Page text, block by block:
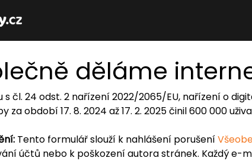
děláme
s čl. 24 odst. 2 nařízení 2022/2065/EU, nařízení o
za období 17. 8. 2024 až 17. 2. 2025 činil 600 000
Tento formulář slouží k nahlášení porušení
účtů nebo k poškození autora stránek. Každý e-